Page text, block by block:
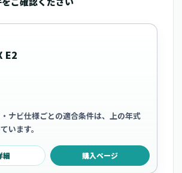
E2
ナビ仕様ごとの適合条件は、上の年式
います。
細 購入ページ